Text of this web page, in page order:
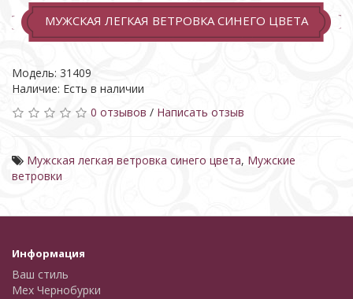
МУЖСКАЯ ЛЕГКАЯ ВЕТРОВКА СИНЕГО ЦВЕТА
Модель: 31409
Наличие: Есть в наличии
0 отзывов / Написать отзыв
Мужская легкая ветровка синего цвета, Мужские
ветровки
Информация
Ваш стиль
Мех Чернобурки